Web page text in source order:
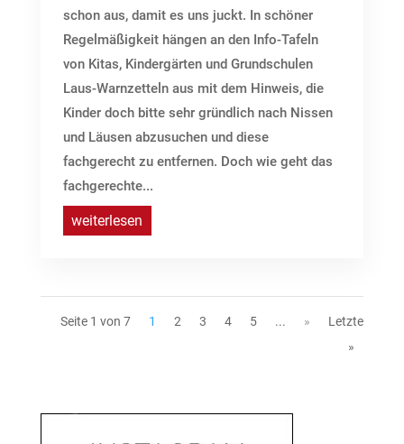
schon aus, damit es uns juckt. In schöner
Regelmäßigkeit hängen an den Info-Tafeln
von Kitas, Kindergärten und Grundschulen
Laus-Warnzetteln aus mit dem Hinweis, die
Kinder doch bitte sehr gründlich nach Nissen
und Läusen abzusuchen und diese
fachgerecht zu entfernen. Doch wie geht das
fachgerechte...
weiterlesen
Seite 1 von 7 1 2 3 4 5 ... »
Letzte
»